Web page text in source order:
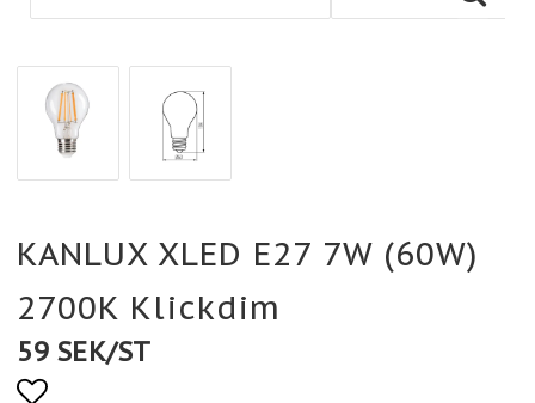
KANLUX XLED E27 7W (60W)
2700K Klickdim
59 SEK/ST